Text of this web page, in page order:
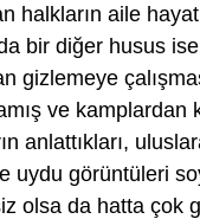
halkların aile
bir diğer husus
gizlemeye
ve
anlattıkları,
uydu görüntüleri
olsa da hatta çok